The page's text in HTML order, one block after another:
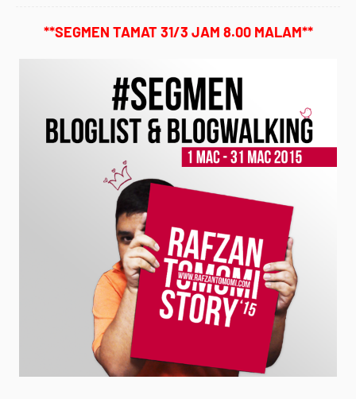
**SEGMEN TAMAT 31/3 JAM 8.00 MALAM**